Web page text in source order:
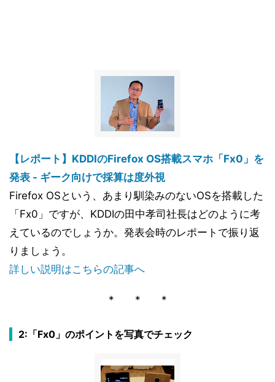
【レポート】KDDIのFirefox OS搭載スマホ「Fx0」を
発表 - ギーク向けで採算は度外視
Firefox OSという、あまり馴染みのないOSを搭載した
「Fx0」ですが、KDDIの田中孝司社長はどのように考
えているのでしょうか。発表会時のレポートで振り返
りましょう。
詳しい説明はこちらの記事へ
* * *
2:「Fx0」のポイントを写真でチェック